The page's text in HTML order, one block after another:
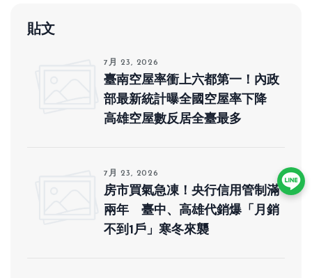
貼文
7月 23, 2026
臺南空屋率衝上六都第一！內政
部最新統計曝全國空屋率下降
高雄空屋數反居全臺最多
7月 23, 2026
房市買氣急凍！央行信用管制滿
兩年 臺中、高雄代銷爆「月銷
不到1戶」寒冬來襲